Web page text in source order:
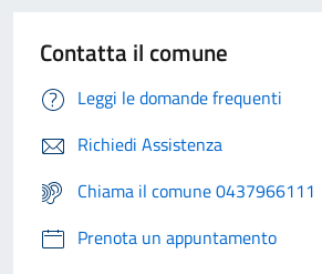
Contatta il comune
Leggi le domande frequenti
Richiedi Assistenza
Chiama il comune 0437966111
Prenota un appuntamento